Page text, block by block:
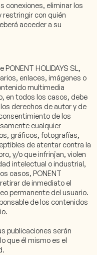
conexiones, eliminar los
restringir con quién
acceder a su
HOLIDAYS SL,
enlaces, imágenes o
multimedia
en todos los casos, debe
derechos de autor y de
de los
cualquier
gráficos, fotografías,
de atentar contra la
y/o que infrinjan, violen
intelectual o industrial,
casos, PONENT
retirar de inmediato el
permanente del usuario.
de los contenidos
publicaciones serán
que él mismo es el